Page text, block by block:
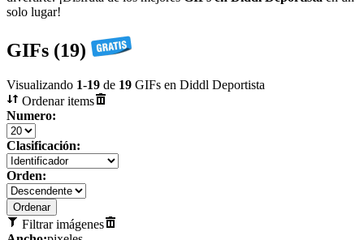
solo lugar!
GIFs (19)
Visualizando 1-19 de 19 GIFs en Diddl Deportista
Ordenar items
Numero:
Clasificación:
Orden:
Filtrar imágenes